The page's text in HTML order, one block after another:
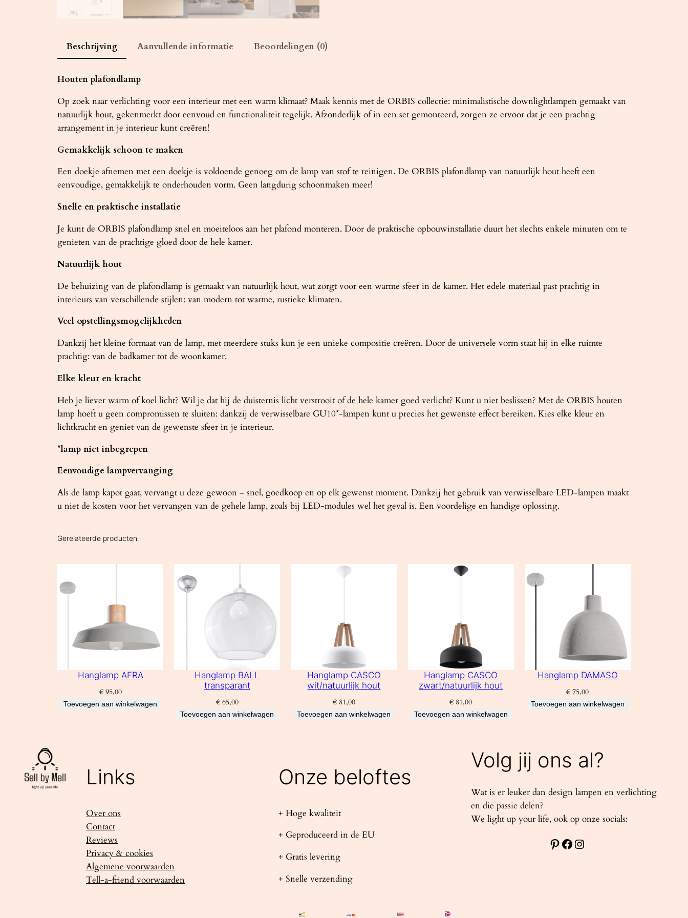
I
S
a
r
l
o
a
l
Beschrijving Aanvullende informatie Beoordelingen (0)
Houten plafondlamp
Op zoek naar verlichting voor een interieur met een warm klimaat? Maak kennis met de ORBIS collectie: minimalistische downlightlampen gemaakt van
natuurlijk hout, gekenmerkt door eenvoud en functionaliteit tegelijk. Afzonderlijk of in een set gemonteerd, zorgen ze ervoor dat je een prachtig
arrangement in je interieur kunt creëren!
Gemakkelijk schoon te maken
Een doekje afnemen met een doekje is voldoende genoeg om de lamp van stof te reinigen. De ORBIS plafondlamp van natuurlijk hout heeft een
eenvoudige, gemakkelijk te onderhouden vorm. Geen langdurig schoonmaken meer!
Snelle en praktische installatie
Je kunt de ORBIS plafondlamp snel en moeiteloos aan het plafond monteren. Door de praktische opbouwinstallatie duurt het slechts enkele minuten om te
genieten van de prachtige gloed door de hele kamer.
Natuurlijk hout
De behuizing van de plafondlamp is gemaakt van natuurlijk hout, wat zorgt voor een warme sfeer in de kamer. Het edele materiaal past prachtig in
interieurs van verschillende stijlen: van modern tot warme, rustieke klimaten.
Veel opstellingsmogelijkheden
Dankzij het kleine formaat van de lamp, met meerdere stuks kun je een unieke compositie creëren. Door de universele vorm staat hij in elke ruimte
prachtig: van de badkamer tot de woonkamer.
Elke kleur en kracht
Heb je liever warm of koel licht? Wil je dat hij de duisternis licht verstrooit of de hele kamer goed verlicht? Kunt u niet beslissen? Met de ORBIS houten
lamp hoeft u geen compromissen te sluiten: dankzij de verwisselbare GU10*-lampen kunt u precies het gewenste effect bereiken. Kies elke kleur en
lichtkracht en geniet van de gewenste sfeer in je interieur.
*lamp niet inbegrepen
Eenvoudige lampvervanging
Als de lamp kapot gaat, vervangt u deze gewoon – snel, goedkoop en op elk gewenst moment. Dankzij het gebruik van verwisselbare LED-lampen maakt
u niet de kosten voor het vervangen van de gehele lamp, zoals bij LED-modules wel het geval is. Een voordelige en handige oplossing.
Gerelateerde producten
Hanglamp AFRA
€95,00
Toevoegen aan winkelwagen
Hanglamp BALL
transparant
€65,00
Toevoegen aan winkelwagen
Hanglamp CASCO
wit/natuurlijk hout
€81,00
Toevoegen aan winkelwagen
Hanglamp CASCO
zwart/natuurlijk hout
€ 81,00
Toevoegen aan winkelwagen
Hanglamp DAMASO
€ 75,00
Toevoegen aan winkelwagen
Links
Over ons
Contact
Reviews
Privacy & cookies
Algemene voorwaarden
Tell-a-friend voorwaarden
Onze beloftes
+ Hoge kwaliteit
+ Geproduceerd in de EU
+ Gratis levering
+ Snelle verzending
Volg jij ons al?
Wat is er leuker dan design lampen en verlichting
en die passie delen?
We light up your life, ook op onze socials:
Pinterest Facebook Instagram